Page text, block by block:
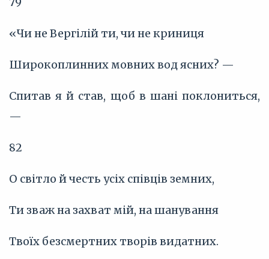
«Чи не Вергілій ти, чи не криниця
Широкоплинних мовних вод ясних? —
Спитав я й став, щоб в шані поклониться,
—
82
О світло й честь усіх співців земних,
Ти зваж на захват мій, на шанування
Твоїх безсмертних творів видатних.